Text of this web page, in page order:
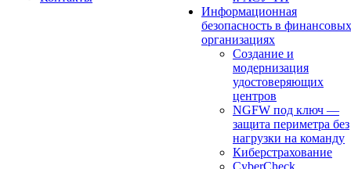
Информационная
безопасность в финансовых
организациях
Создание и
модернизация
удостоверяющих
центров
NGFW под ключ —
защита периметра без
нагрузки на команду
Киберстрахование
CyberCheck